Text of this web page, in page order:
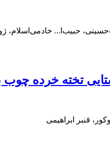
حبیب‌ا... خادمی‌اسلام،
تخته خرده چوب
قنبر ابراهیمی